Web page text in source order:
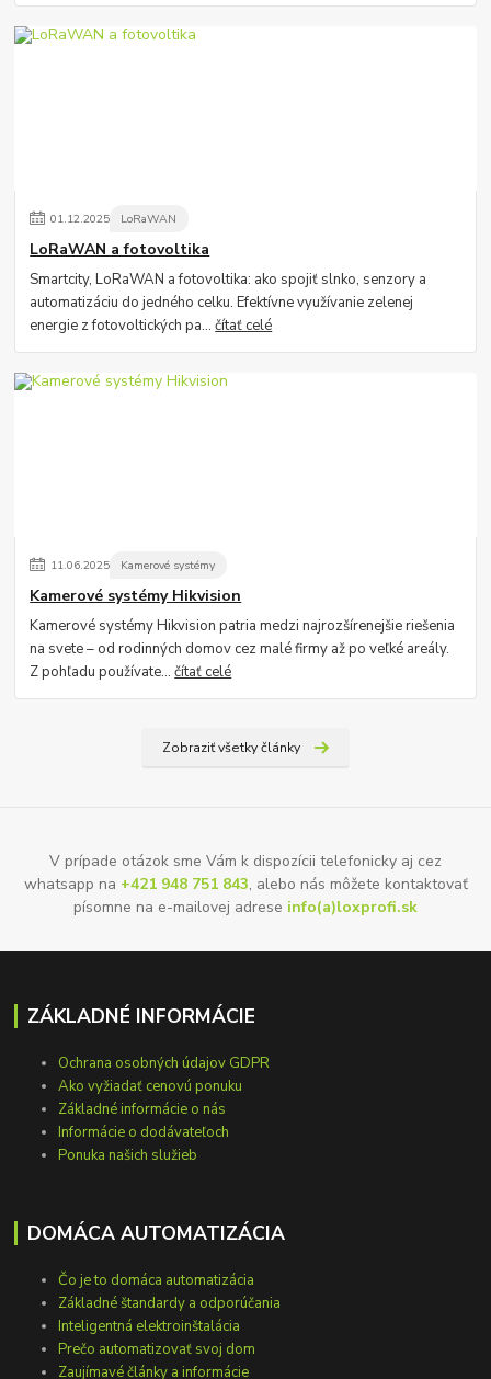
01.12.2025 LoRaWAN
LoRaWAN a fotovoltika
Smartcity, LoRaWAN a fotovoltika: ako spojiť slnko, senzory a
automatizáciu do jedného celku. Efektívne využívanie zelenej
energie z fotovoltických pa...čítať celé
11.06.2025 Kamerové systémy
Kamerové systémy Hikvision
Kamerové systémy Hikvision patria medzi najrozšírenejšie riešenia
na svete – od rodinných domov cez malé firmy až po veľké areály.
Z pohľadu používate...čítať celé
Zobraziť všetky články
V prípade otázok sme Vám k dispozícii telefonicky aj cez
whatsapp na +421 948 751 843, alebo nás môžete kontaktovať
písomne na e-mailovej adrese info(a)loxprofi.sk
ZÁKLADNÉ INFORMÁCIE
Ochrana osobných údajov GDPR
Ako vyžiadať cenovú ponuku
Základné informácie o nás
Informácie o dodávateľoch
Ponuka našich služieb
DOMÁCA AUTOMATIZÁCIA
Čo je to domáca automatizácia
Základné štandardy a odporúčania
Inteligentná elektroinštalácia
Prečo automatizovať svoj dom
Zaujímavé články a informácie